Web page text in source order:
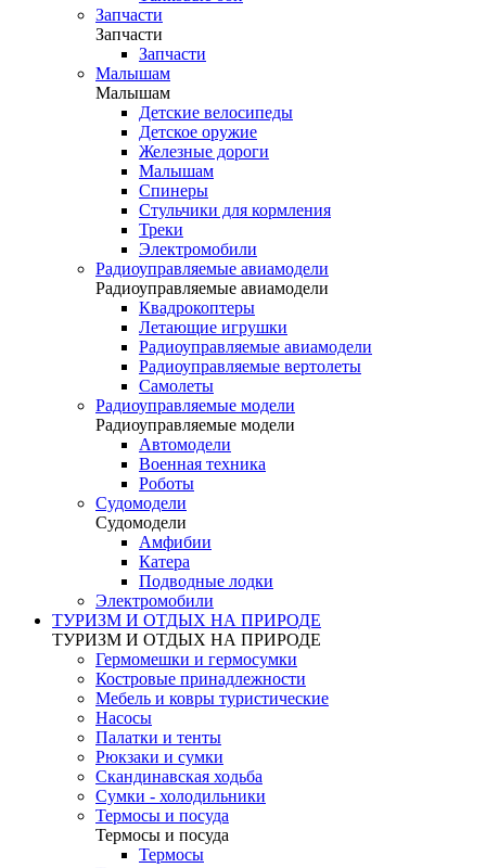
Запчасти
Запчасти
Запчасти
Малышам
Малышам
Детские велосипеды
Детское оружие
Железные дороги
Малышам
Спинеры
Стульчики для кормления
Треки
Электромобили
Радиоуправляемые авиамодели
Радиоуправляемые авиамодели
Квадрокоптеры
Летающие игрушки
Радиоуправляемые авиамодели
Радиоуправляемые вертолеты
Самолеты
Радиоуправляемые модели
Радиоуправляемые модели
Автомодели
Военная техника
Роботы
Судомодели
Судомодели
Амфибии
Катера
Подводные лодки
Электромобили
ТУРИЗМ И ОТДЫХ НА ПРИРОДЕ
ТУРИЗМ И ОТДЫХ НА ПРИРОДЕ
Гермомешки и гермосумки
Костровые принадлежности
Мебель и ковры туристические
Насосы
Палатки и тенты
Рюкзаки и сумки
Скандинавская ходьба
Сумки - холодильники
Термосы и посуда
Термосы и посуда
Термосы